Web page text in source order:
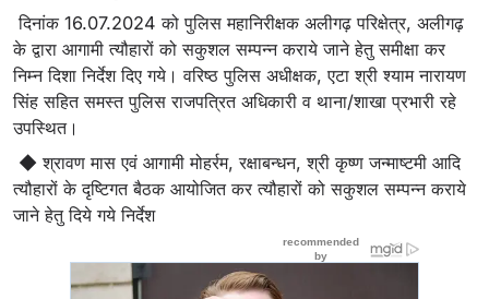
दिनांक 16.07.2024 को पुलिस महानिरीक्षक अलीगढ़ परिक्षेत्र, अलीगढ़
के द्वारा आगामी त्यौहारों को सकुशल सम्पन्न कराये जाने हेतु समीक्षा कर
निम्न दिशा निर्देश दिए गये। वरिष्ठ पुलिस अधीक्षक, एटा श्री श्याम नारायण
सिंह सहित समस्त पुलिस राजपत्रित अधिकारी व थाना/शाखा प्रभारी रहे
उपस्थित।
◆ श्रावण मास एवं आगामी मोहर्रम, रक्षाबन्धन, श्री कृष्ण जन्माष्टमी आदि
त्यौहारों के दृष्टिगत बैठक आयोजित कर त्यौहारों को सकुशल सम्पन्न कराये
जाने हेतु दिये गये निर्देश